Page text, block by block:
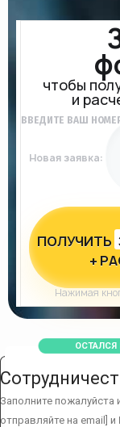
чтобы
и
ВВЕДИТЕ ВАШ
Новая заявка:
ПОЛУЧИТЬ
+
Нажимая
ОСТАЛСЯ
Заполните пожалуйста
отправляйте на email] и